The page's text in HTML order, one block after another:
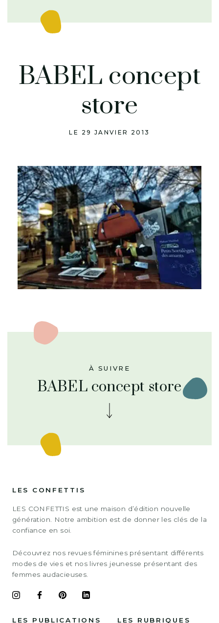
BABEL concept
store
LE 29 JANVIER 2013
À SUIVRE
BABEL concept store
LES CONFETTIS
LES CONFETTIS est une maison d’édition nouvelle
génération. Notre ambition est de donner les clés de la
confiance en soi.
Découvrez nos revues féminines présentant différents
modes de vies et nos livres jeunesse présentant des
femmes audacieuses.
LES PUBLICATIONS LES RUBRIQUES